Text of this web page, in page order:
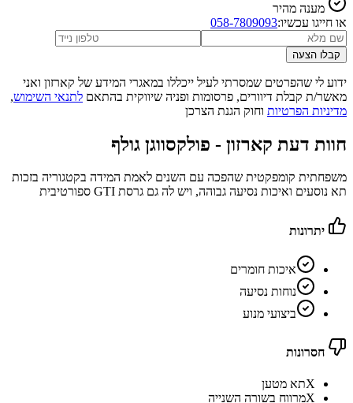
מענה מהיר
או חייגו עכשיו:058-7809093
קבלו הצעה
ידוע לי שהפרטים שמסרתי לעיל ייכללו במאגרי המידע של קארזון ואני
מאשר/ת קבלת דיוורים, פרסומות ופניה שיווקית בהתאם לתנאי השימוש,
מדיניות הפרטיות וחוק הגנת הצרכן
חוות דעת קארזון - פולקסווגן גולף
משפחתית קומפקטית שהפכה עם השנים לאמת המידה בקטגוריה בזכות
תא נוסעים ואיכות נסיעה גבוהה, ויש לה גם גרסת GTI ספורטיבית
יתרונות
איכות חומרים
נוחות נסיעה
ביצועי מנוע
חסרונות
Xתא מטען
Xמרווח בשורה השנייה